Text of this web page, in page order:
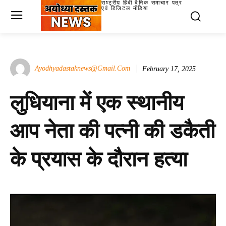
राष्ट्रीय हिंदी दैनिक समाचार पत्र
एवं डिजिटल मीडिया
Ayodhyadastaknews@gmail.com February 17, 2025
लुधियाना में एक स्थानीय
आप नेता की पत्नी की डकैती
के प्रयास के दौरान हत्या